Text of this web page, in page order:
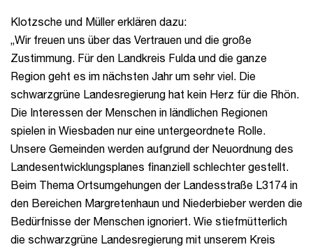
Klotzsche und Müller erklären dazu:
„Wir freuen uns über das Vertrauen und die große
Zustimmung. Für den Landkreis Fulda und die ganze
Region geht es im nächsten Jahr um sehr viel. Die
schwarzgrüne Landesregierung hat kein Herz für die Rhön.
Die Interessen der Menschen in ländlichen Regionen
spielen in Wiesbaden nur eine untergeordnete Rolle.
Unsere Gemeinden werden aufgrund der Neuordnung des
Landesentwicklungsplanes finanziell schlechter gestellt.
Beim Thema Ortsumgehungen der Landesstraße L3174 in
den Bereichen Margretenhaun und Niederbieber werden die
Bedürfnisse der Menschen ignoriert. Wie stiefmütterlich
die schwarzgrüne Landesregierung mit unserem Kreis